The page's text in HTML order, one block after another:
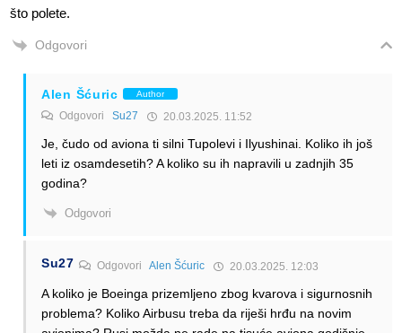
što polete.
Odgovori
Alen Šćuric Author
Odgovori Su27 20.03.2025. 11:52
Je, čudo od aviona ti silni Tupolevi i Ilyushinai. Koliko ih još
leti iz osamdesetih? A koliko su ih napravili u zadnjih 35
godina?
Odgovori
Su27 Odgovori Alen Šćuric 20.03.2025. 12:03
A koliko je Boeinga prizemljeno zbog kvarova i sigurnosnih
problema? Koliko Airbusu treba da riješi hrđu na novim